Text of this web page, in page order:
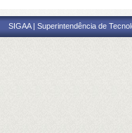
SIGAA | Superintendência de